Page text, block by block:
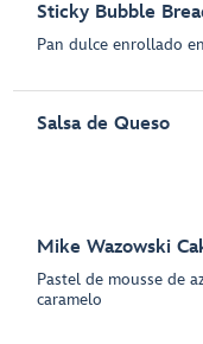
Sticky Bubble
Pan dulce enrollado
Salsa de Queso
Mike Wazowski
Pastel de mousse de
caramelo